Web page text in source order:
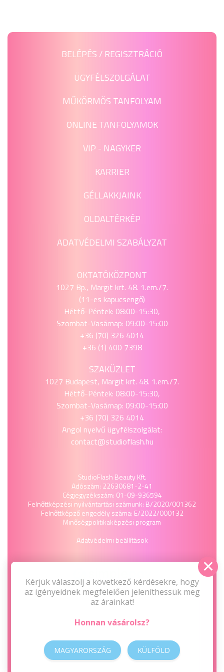
BELÉPÉS / REGISZTRÁCIÓ
ÜGYFÉLSZOLGÁLAT
MŰKÖRMÖS TANFOLYAM
ONLINE TANFOLYAMOK
VIP - NAGYKER
KARRIER
GÉLLAKKJAINK
OLDALTÉRKÉP
ADATVÉDELMI SZABÁLYZAT
OKTATÓKÖZPONT
1027 Bp., Margit krt. 48. 1.em./7.
(11-es kapucsengő)
Hétfő-Péntek: 08:00-15:30,
Szombat-Vasárnap: 09:00-15:00
+36 (70) 326 4014
+36 (1) 400 7398
SZAKÜZLET
1027 Budapest, Margit krt. 48. 1.em./7.
Hétfő-Péntek: 08:00-15:30,
Szombat-Vasárnap: 09:00-15:00
+36 (70) 326 4014
Angol nyelvű ügyfélszolgálat:
contact@studioflash.hu
StudioFlash Beauty Kft.
Adószám: 22630681-2-41
Cégjegyzékszám: 01-09-936594
Felnőttképzési nyilvántartási számunk: B/2020/001362
Felnőttképző engedély száma: E/2022/000132
Minőségpolitikaképzési program
Adatvédelmi beállítások
2009-2026 © Minden jog fenntartva
Kérjük válaszolj a következő kérdésekre, hogy
az igényeidnek megfelelően jeleníthessük meg
az árainkat!
Honnan vásárolsz?
MAGYARORSZÁG KÜLFÖLD